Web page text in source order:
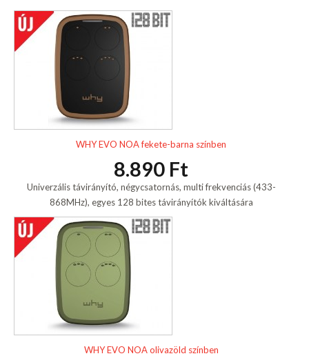
WHY EVO NOA fekete-barna színben
8.890 Ft
Univerzális távirányító, négycsatornás, multi frekvenciás (433-
868MHz), egyes 128 bites távirányítók kiváltására
WHY EVO NOA olivazöld színben